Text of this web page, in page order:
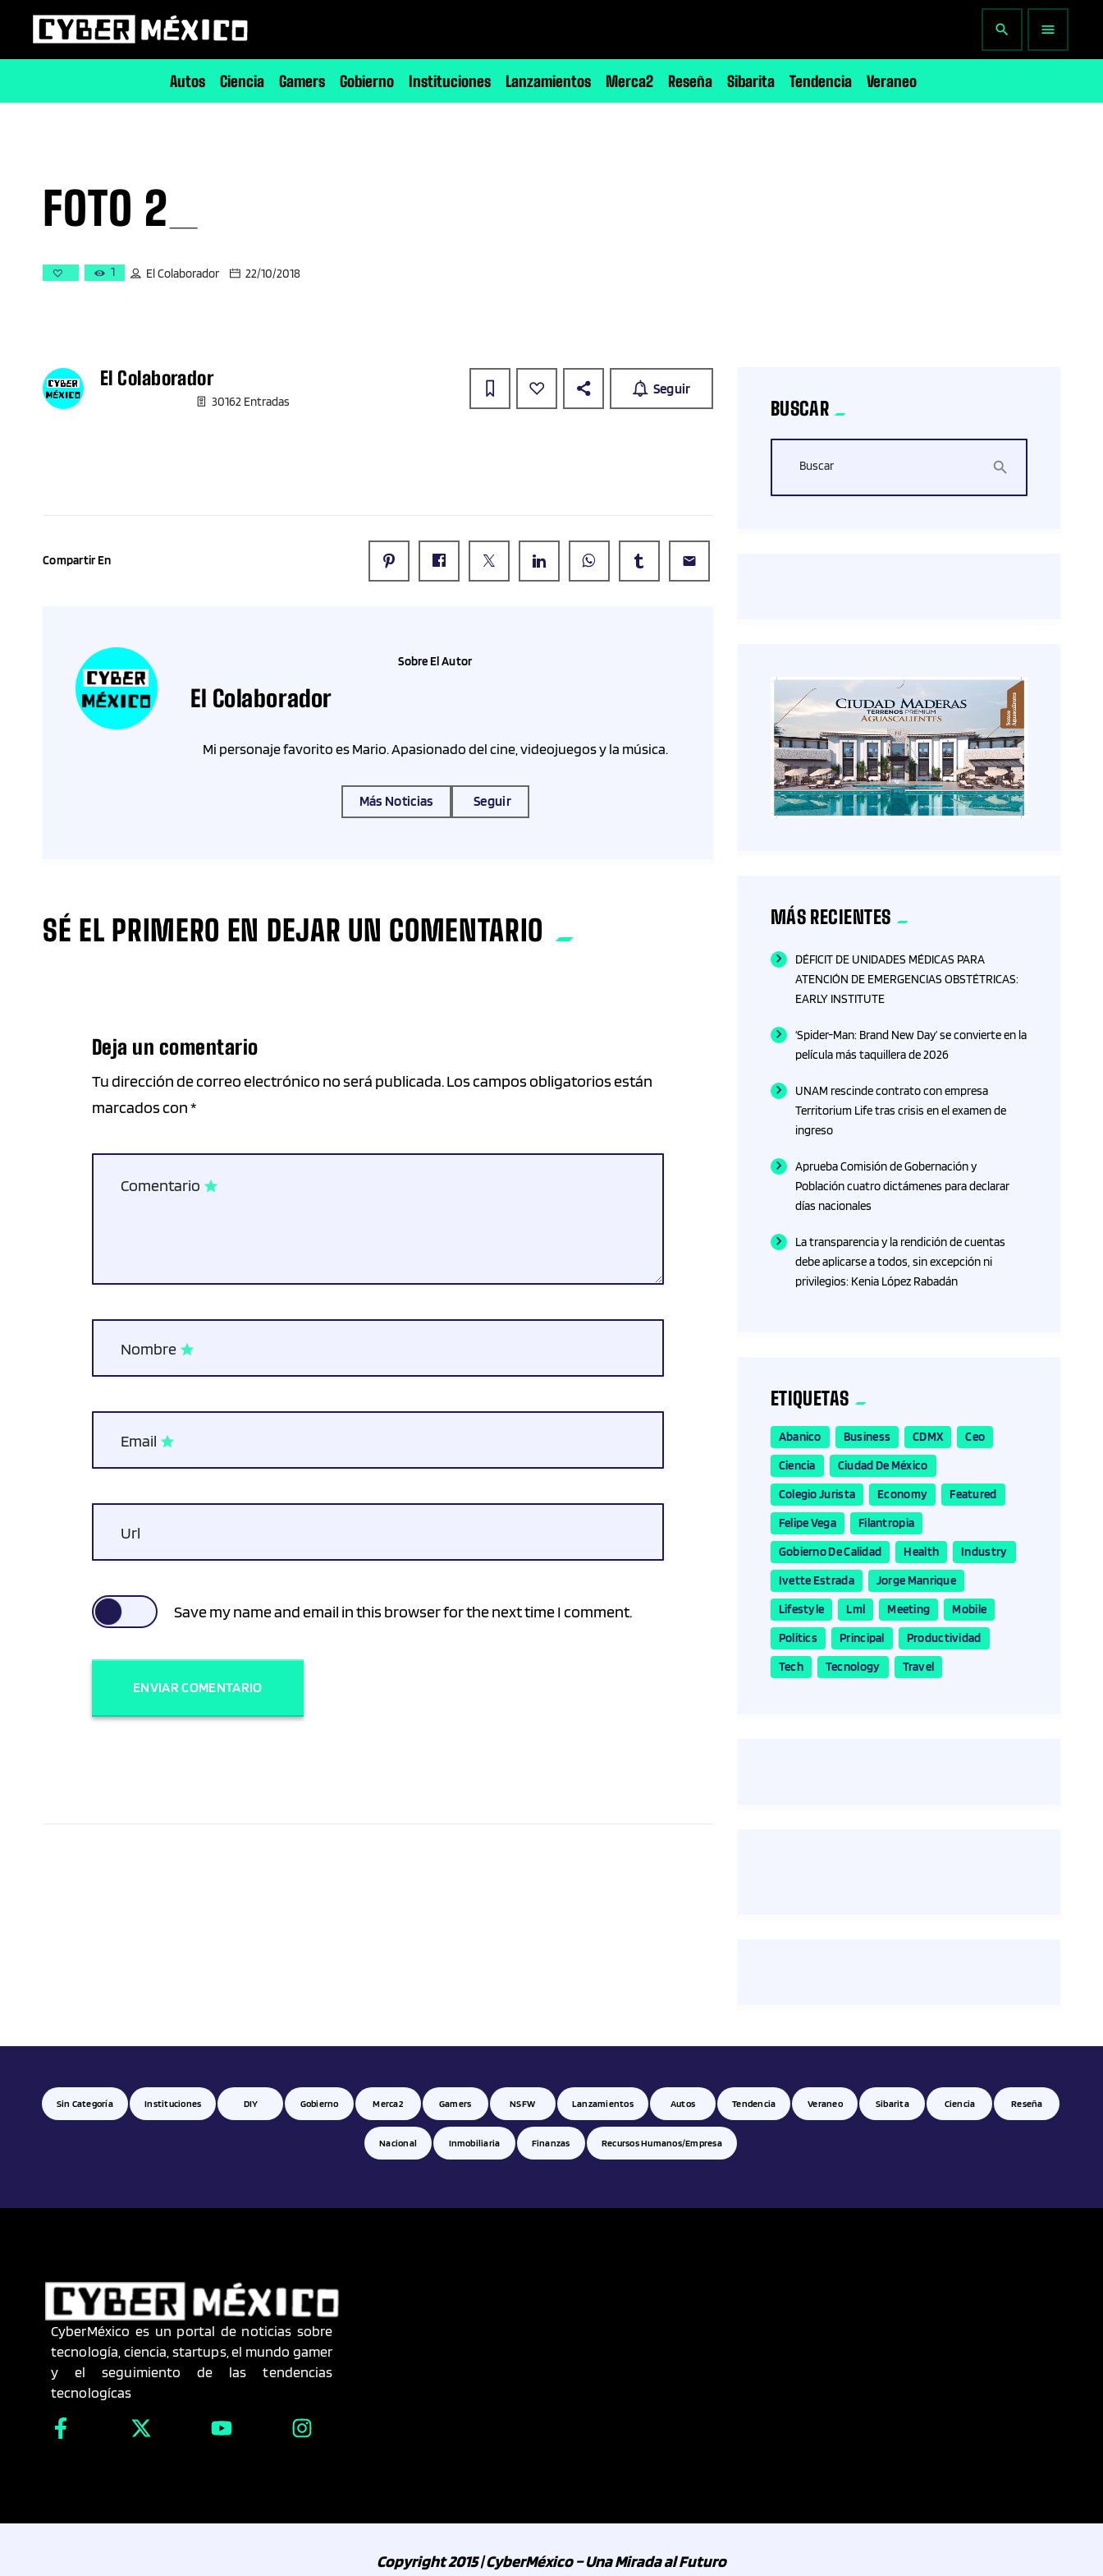
Autos Ciencia Gamers Gobierno Instituciones Lanzamientos Merca2 Reseña Sibarita Tendencia Veraneo
search menu
FOTO 2_
1 El Colaborador 22/10/2018
El Colaborador
30162 Entradas
Seguir
Compartir En email
Sobre El Autor
El Colaborador
Mi personaje favorito es Mario. Apasionado del cine, videojuegos y la música.
Más Noticias Seguir
SÉ EL PRIMERO EN DEJAR UN COMENTARIO
Deja un comentario
Tu dirección de correo electrónico no será publicada. Los campos obligatorios están
marcados con *
Comentario star
Nombre star
Email star
Url
Save my name and email in this browser for the next time I comment.
BUSCAR
Buscar search
MÁS RECIENTES
DÉFICIT DE UNIDADES MÉDICAS PARA
ATENCIÓN DE EMERGENCIAS OBSTÉTRICAS:
EARLY INSTITUTE
‘Spider-Man: Brand New Day’ se convierte en la
película más taquillera de 2026
UNAM rescinde contrato con empresa
Territorium Life tras crisis en el examen de
ingreso
Aprueba Comisión de Gobernación y
Población cuatro dictámenes para declarar
días nacionales
La transparencia y la rendición de cuentas
debe aplicarse a todos, sin excepción ni
privilegios: Kenia López Rabadán
ETIQUETAS
Abanico Business CDMX
Ceo
Ciencia
Ciudad De México
Colegio Jurista
Economy
Featured
Felipe Vega
Filantropia
Gobierno De Calidad
Health
Industry
Ivette Estrada
Jorge Manrique
Lifestyle
Lml Meeting
Mobile
Politics
Principal
Productividad
Tech
Tecnology Travel
Sin Categoría Instituciones DIY Gobierno Merca2 Gamers NSFW Lanzamientos Autos Tendencia Veraneo Sibarita Ciencia Reseña
Nacional Inmobiliaria Finanzas Recursos Humanos/empresa
CyberMéxico es un portal de noticias sobre
tecnología, ciencia, startups, el mundo gamer
y el seguimiento de las tendencias
tecnologícas
Copyright 2015 | CyberMéxico – Una Mirada al Futuro